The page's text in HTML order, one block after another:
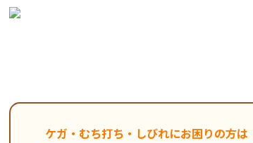
ケガ・むち打ち・しびれにお困りの方は